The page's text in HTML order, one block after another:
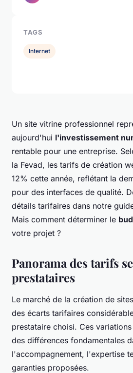
Un site vitrine professionnel
aujourd'hui l'investissement
rentable pour une entreprise.
la Fevad, les tarifs de création
12% cette année, reflétant la
pour des interfaces de qualité.
détails tarifaires dans notre
Mais comment déterminer le
votre projet ?
Panorama des tarifs
prestataires
Le marché de la création de
des écarts tarifaires
prestataire choisi. Ces
des différences fondamentales
l'accompagnement, l'expertise
garanties proposées.
TAGS
Internet